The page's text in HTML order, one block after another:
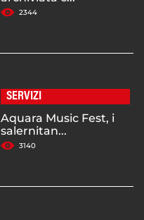
2344
SERVIZI
Aquara Music Fest, i
salernitan...
3140